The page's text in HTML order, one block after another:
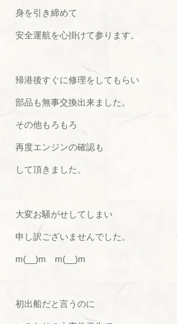
身を引き締めて
安全運航を心掛けて参ります。
帰港後すぐに修理をしてもらい
部品も無事交換出来ました。
その他もろもろ
再度エンジンの確認も
して頂きました。
大変お騒がせしてしまい
申し訳ございませんでした。
m(__)m m(__)m
初出船だと言うのに